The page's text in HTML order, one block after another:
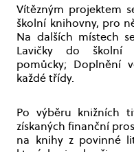
Vítězným projektem
školní knihovny, pro
Na dalších místech
Lavičky do školní
pomůcky; Doplnění
každé třídy.
Po výběru knižních
získaných finanční
na knihy z povinné